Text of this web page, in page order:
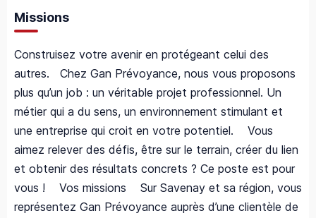
Missions
Construisez votre avenir en protégeant celui des
autres. Chez Gan Prévoyance, nous vous proposons
plus qu’un job : un véritable projet professionnel. Un
métier qui a du sens, un environnement stimulant et
une entreprise qui croit en votre potentiel. Vous
aimez relever des défis, être sur le terrain, créer du lien
et obtenir des résultats concrets ? Ce poste est pour
vous ! Vos missions Sur Savenay et sa région, vous
représentez Gan Prévoyance auprès d’une clientèle de